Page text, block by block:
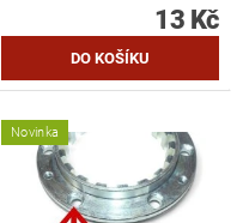
13 Kč
Novinka